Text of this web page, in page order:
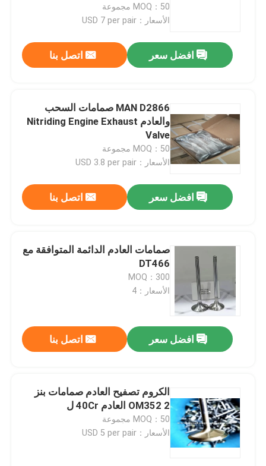
MOQ：50 مجموعة
الأسعار：USD 7 per pair
افضل سعر اتصل بنا
MAN D2866 صمامات السحب
والعادم Nitriding Engine Exhaust
Valve
MOQ：50 مجموعة
الأسعار：USD 3.8 per pair
افضل سعر اتصل بنا
صمامات العادم الدائمة المتوافقة مع
DT466
MOQ：300
الأسعار：4
افضل سعر اتصل بنا
الكروم تصفيح العادم صمامات بنز
OM352 2 العادم 40Cr ل
MOQ：50 مجموعة
الأسعار：USD 5 per pair